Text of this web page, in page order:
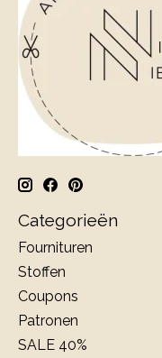
Categorieën
Fournituren
Stoffen
Coupons
Patronen
SALE 40%